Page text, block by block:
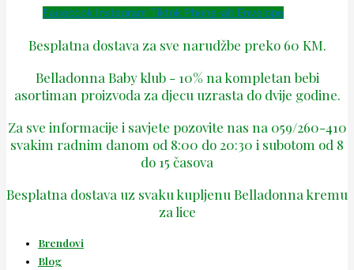
Facebook Instagram Tiktok Phone-alt Envelope
Besplatna dostava za sve narudžbe preko 60 KM.
Belladonna Baby klub - 10% na kompletan bebi
asortiman proizvoda za djecu uzrasta do dvije godine.
Za sve informacije i savjete pozovite nas na 059/260-410
svakim radnim danom od 8:00 do 20:30 i subotom od 8
do 15 časova
Besplatna dostava uz svaku kupljenu Belladonna kremu
za lice
Brendovi
Blog